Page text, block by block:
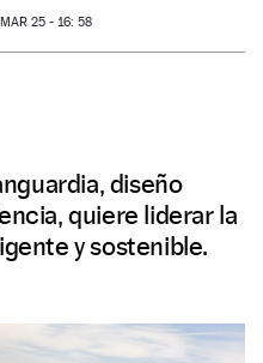
25 - 16: 58
diseño
quiere liderar la
y sostenible.